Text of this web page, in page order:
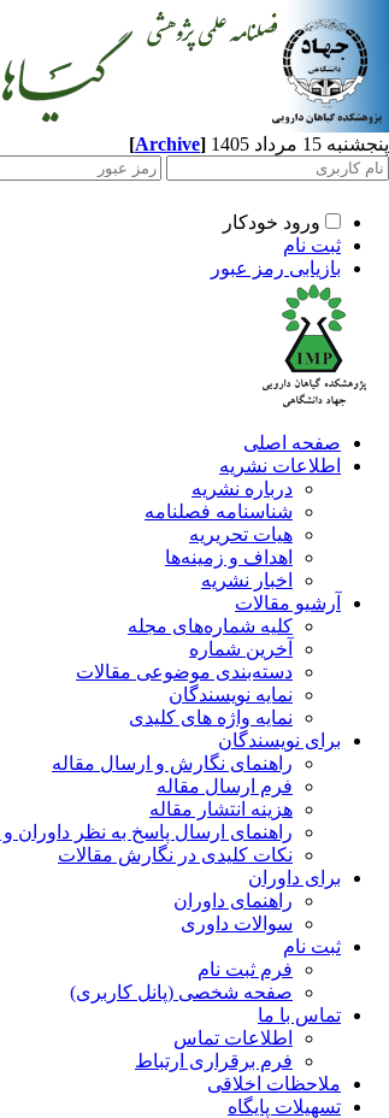
پنجشنبه 15 مرداد 1405 [Archive]
ورود خودکار
ثبت نام
بازیابی رمز عبور
صفحه اصلی
اطلاعات نشریه
درباره نشریه
شناسنامه فصلنامه
هیات تحریریه
اهداف و زمینه‌ها
اخبار نشریه
آرشیو مقالات
کلیه شماره‌های مجله
آخرین شماره
دسته‌بندی موضوعی مقالات
نمایه نویسندگان
نمایه واژه های کلیدی
برای نویسندگان
راهنمای نگارش و ارسال مقاله
فرم ارسال مقاله
هزینه انتشار مقاله
راهنمای ارسال پاسخ به نظر داوران
نکات کلیدی در نگارش مقالات
برای داوران
راهنمای داوران
سوالات داوری
ثبت نام
فرم ثبت نام
صفحه شخصی (پانل کاربری)
تماس با ما
اطلاعات تماس
فرم برقراری ارتباط
ملاحظات اخلاقی
تسهیلات پایگاه